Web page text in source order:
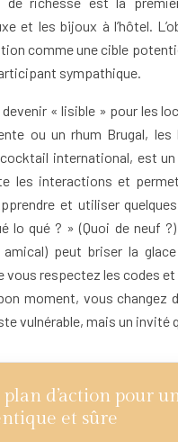
et les bijoux à l’hôtel.
comme une cible
sympathique.
« lisible » pour les
ou un rhum Brugal, les
international, est
les interactions et
et utiliser
lo qué ? » (Quoi de neuf
peut briser la
vous respectez les codes
moment, vous changez
vulnérable, mais un invité
d’action pour
et sûre